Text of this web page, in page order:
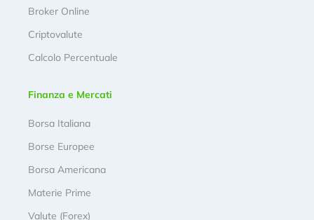
Broker Online
Criptovalute
Calcolo Percentuale
Finanza e Mercati
Borsa Italiana
Borse Europee
Borsa Americana
Materie Prime
Valute (Forex)